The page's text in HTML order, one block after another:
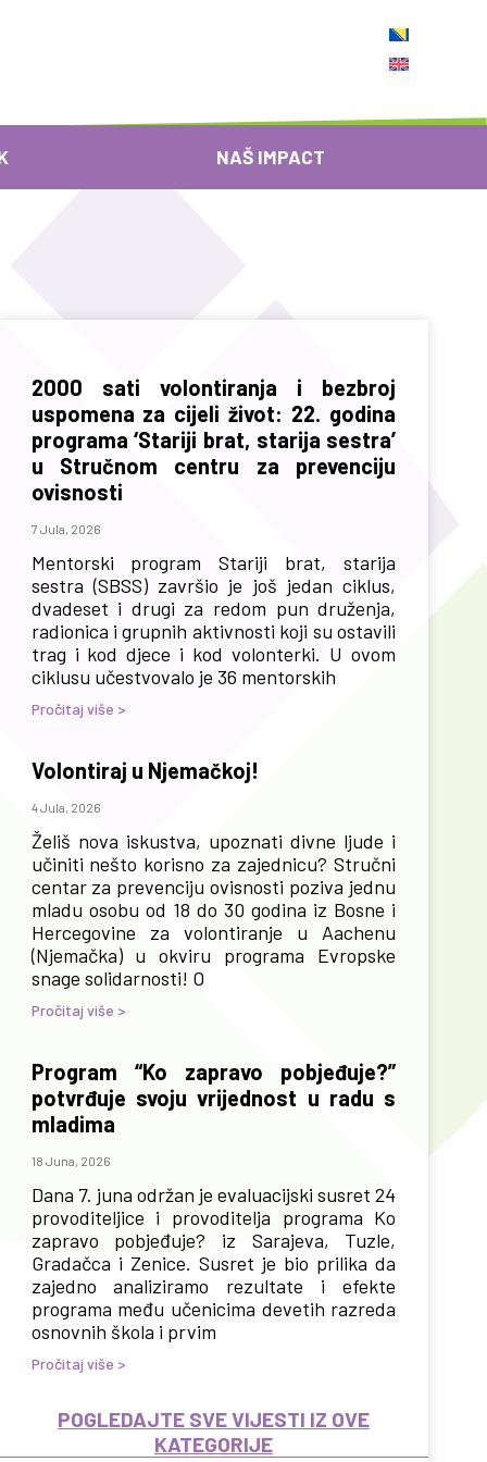
NAŠ IMPACT
2000 sati volontiranja i bezbroj
uspomena za cijeli život: 22. godina
programa ‘Stariji brat, starija sestra’
u Stručnom centru za prevenciju
ovisnosti
7 Jula, 2026
Mentorski program Stariji brat, starija
sestra (SBSS) završio je još jedan ciklus,
dvadeset i drugi za redom pun druženja,
radionica i grupnih aktivnosti koji su ostavili
trag i kod djece i kod volonterki. U ovom
ciklusu učestvovalo je 36 mentorskih
Pročitaj više >
Volontiraj u Njemačkoj!
4 Jula, 2026
Želiš nova iskustva, upoznati divne ljude i
učiniti nešto korisno za zajednicu? Stručni
centar za prevenciju ovisnosti poziva jednu
mladu osobu od 18 do 30 godina iz Bosne i
Hercegovine za volontiranje u Aachenu
(Njemačka) u okviru programa Evropske
snage solidarnosti! O
Pročitaj više >
Program “Ko zapravo pobjeđuje?”
potvrđuje svoju vrijednost u radu s
mladima
18 Juna, 2026
Dana 7. juna održan je evaluacijski susret 24
provoditeljice i provoditelja programa Ko
zapravo pobjeđuje? iz Sarajeva, Tuzle,
Gradačca i Zenice. Susret je bio prilika da
zajedno analiziramo rezultate i efekte
programa među učenicima devetih razreda
osnovnih škola i prvim
Pročitaj više >
POGLEDAJTE SVE VIJESTI IZ OVE
KATEGORIJE